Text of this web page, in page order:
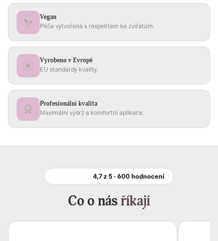
Vegan
Péče vytvořená s respektem ke zvířatům.
Vyrobeno v Evropě
EU standardy kvality.
Profesionální kvalita
Maximální výdrž a komfortní aplikace.
4,7 z 5 · 600 hodnocení
Co o násříkají